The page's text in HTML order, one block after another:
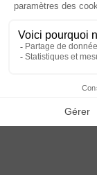
Nos tutos
Connexion /
2018 -